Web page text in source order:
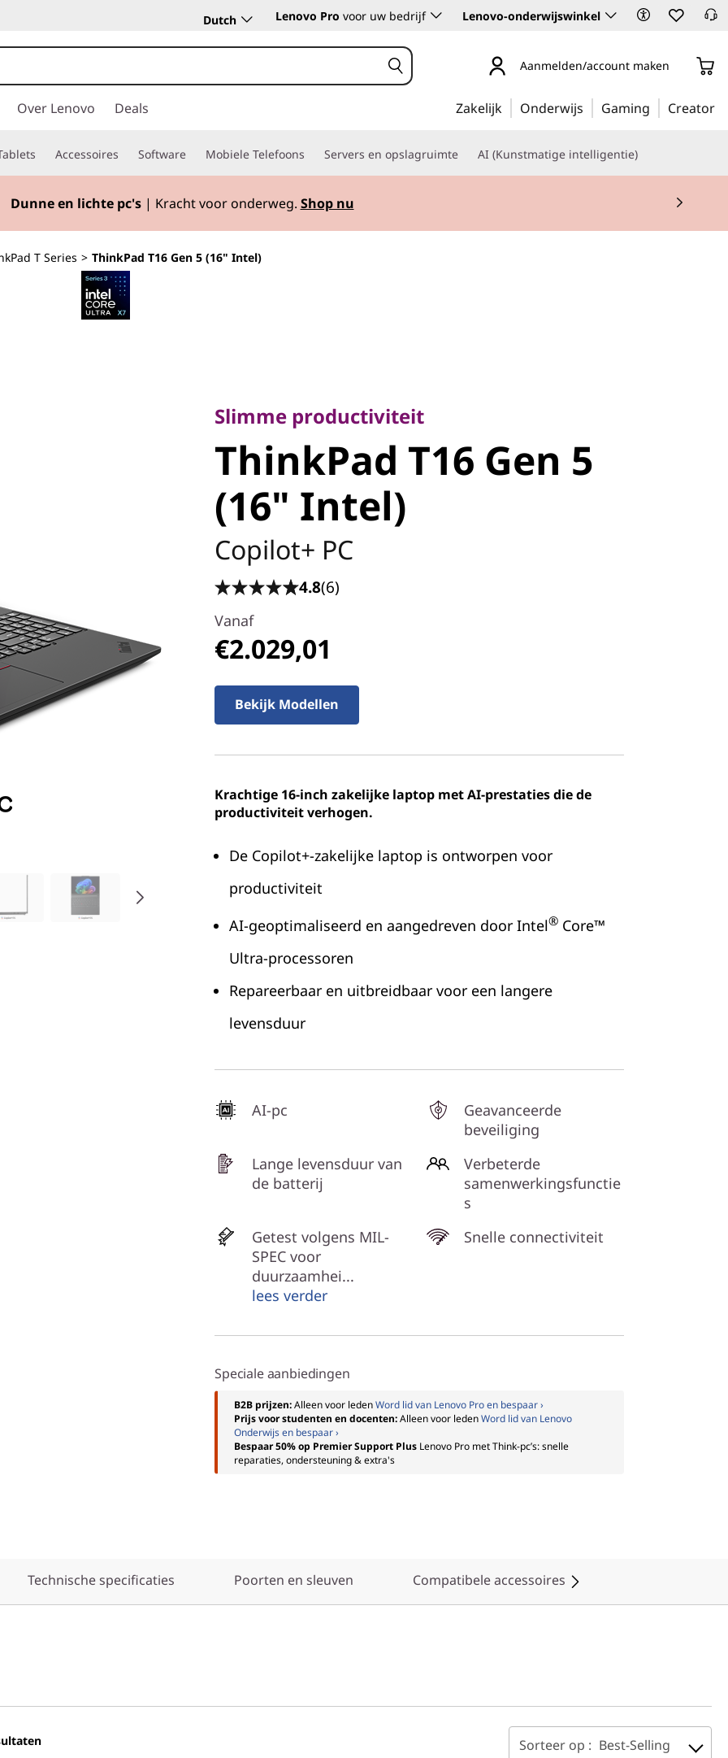
Dutch Lenovo Pro voor uw bedrijf Lenovo-onderwijswinkel
Aanmelden/account maken
Over Lenovo Deals Zakelijk Onderwijs Gaming Creator
Accessoires Software Mobiele Telefoons Servers en opslagruimte AI (Kunstmatige intelligentie)
Dunne en lichte pc's| Kracht voor onderweg. Shop nu
T Series > ThinkPad T16 Gen 5 (16" Intel)
ThinkPad T16 Gen 5
(16" Intel)
Slimme productiviteit
ThinkPad T16 Gen 5
(16" Intel)
Copilot+ PC
4.8(6)
Vanaf
€2.029,01
Bekijk Modellen
Krachtige 16-inch zakelijke laptop met AI-prestaties die de
productiviteit verhogen.
De Copilot+-zakelijke laptop is ontworpen voor
productiviteit
AI-geoptimaliseerd en aangedreven door Intel® Core™
Ultra-processoren
Repareerbaar en uitbreidbaar voor een langere
levensduur
AI-pc
Geavanceerde
beveiliging
Lange levensduur van
de batterij
Verbeterde
samenwerkingsfunctie
s
Getest volgens MIL-
SPEC voor
duurzaamhei...
lees verder
Snelle connectiviteit
Speciale aanbiedingen
B2B prijzen:Alleen voor ledenWord lid van Lenovo Pro en bespaar ›
Prijs voor studenten en docenten:Alleen voor ledenWord lid van Lenovo
Onderwijs en bespaar ›
Bespaar 50% op Premier Support Plus Lenovo Pro met Think-pc’s: snelle
reparaties, ondersteuning & extra's
Technische specificaties Poorten en sleuven Compatibele accessoires
Sorteer op : Best-Selling